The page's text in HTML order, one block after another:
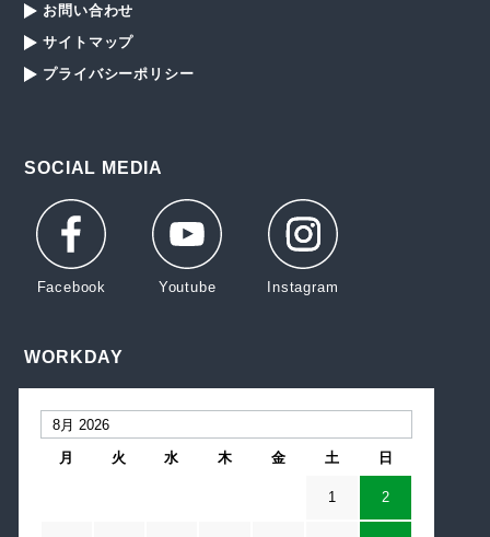
お問い合わせ
サイトマップ
プライバシーポリシー
SOCIAL MEDIA
WORKDAY
月 火 水 木 金 土 日
1 2